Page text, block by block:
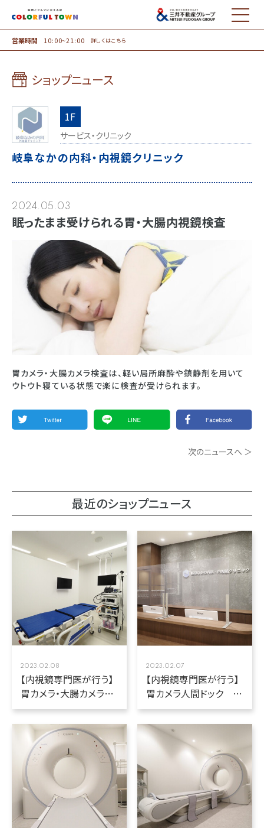
MENU
営業時間 10:00~21:00 詳しくはこちら
ショップニュース
1F
サービス・クリニック
岐阜なかの内科・内視鏡クリニック
2024.05.03
眠ったまま受けられる胃・大腸内視鏡検査
胃カメラ・大腸カメラ検査は、軽い局所麻酔や鎮静剤を用いて
ウトウト寝ている状態で楽に検査が受けられます。
次のニュースへ ＞
最近のショップニュース
2023.02.08
【内視鏡専門医が行う】
胃カメラ・大腸カメラ検
査(腫瘍マーカー検査付
き)
2023.02.07
【内視鏡専門医が行う】
胃カメラ人間ドック
(クリニックモール眼科・
耳鼻科連携)